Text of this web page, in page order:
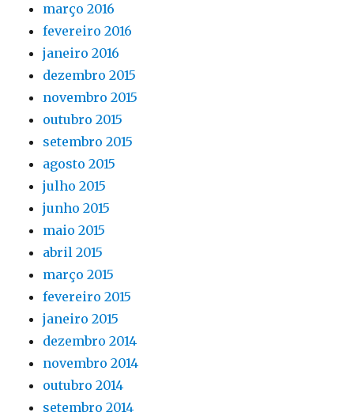
março 2016
fevereiro 2016
janeiro 2016
dezembro 2015
novembro 2015
outubro 2015
setembro 2015
agosto 2015
julho 2015
junho 2015
maio 2015
abril 2015
março 2015
fevereiro 2015
janeiro 2015
dezembro 2014
novembro 2014
outubro 2014
setembro 2014